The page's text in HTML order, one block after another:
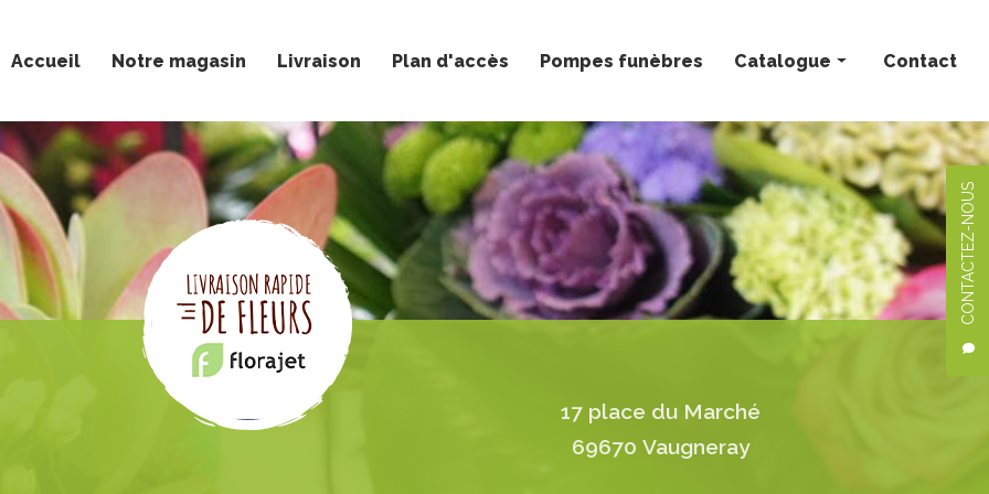
CONTACTEZ-NOUS
Accueil Notre magasin Livraison Plan d'accès Pompes funèbres Catalogue
Bouquets personnalisés
Compositions florales
Deuil
Mariage
Plantes
Contact
17 place du Marché
69670 Vaugneray